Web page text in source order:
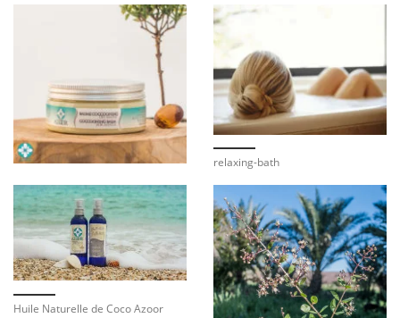
relaxing-bath
Huile Naturelle de Coco Azoor